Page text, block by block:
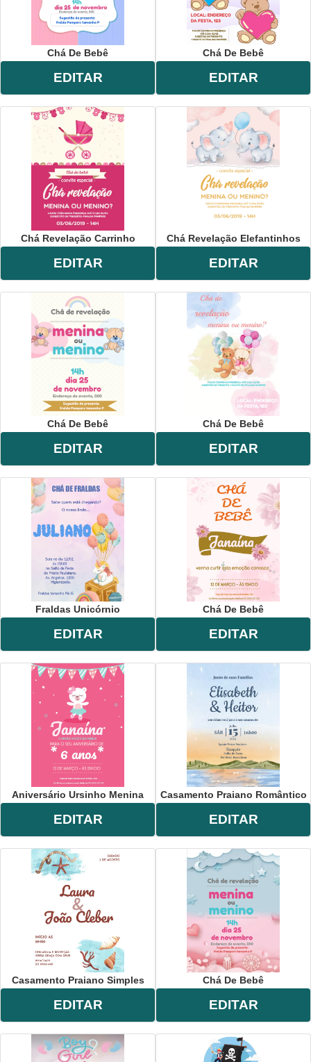
Chá De Bebê
EDITAR
Chá De Bebê
EDITAR
Chá Revelação Carrinho
EDITAR
Chá Revelação Elefantinhos
EDITAR
Chá De Bebê
EDITAR
Chá De Bebê
EDITAR
Fraldas Unicórnio
EDITAR
Chá De Bebê
EDITAR
Aniversário Ursinho Menina
EDITAR
Casamento Praiano Romântico
EDITAR
Casamento Praiano Simples
EDITAR
Chá De Bebê
EDITAR